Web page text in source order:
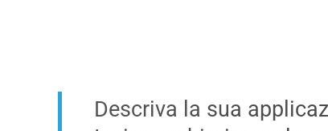
Descriva la sua